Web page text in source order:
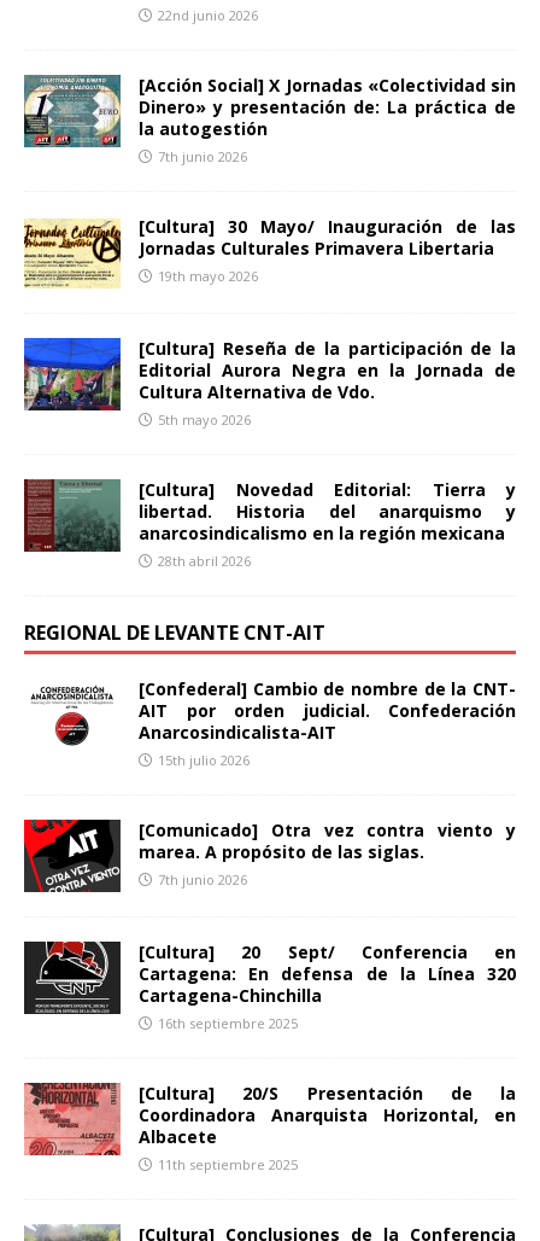
22nd junio 2026
[Acción Social] X Jornadas «Colectividad sin
Dinero» y presentación de: La práctica de
la autogestión
7th junio 2026
[Cultura] 30 Mayo/ Inauguración de las
Jornadas Culturales Primavera Libertaria
19th mayo 2026
[Cultura] Reseña de la participación de la
Editorial Aurora Negra en la Jornada de
Cultura Alternativa de Vdo.
5th mayo 2026
[Cultura] Novedad Editorial: Tierra y
libertad. Historia del anarquismo y
anarcosindicalismo en la región mexicana
28th abril 2026
REGIONAL DE LEVANTE CNT-AIT
[Confederal] Cambio de nombre de la CNT-
AIT por orden judicial. Confederación
Anarcosindicalista-AIT
15th julio 2026
[Comunicado] Otra vez contra viento y
marea. A propósito de las siglas.
7th junio 2026
[Cultura] 20 Sept/ Conferencia en
Cartagena: En defensa de la Línea 320
Cartagena-Chinchilla
16th septiembre 2025
[Cultura] 20/S Presentación de la
Coordinadora Anarquista Horizontal, en
Albacete
11th septiembre 2025
[Cultura] Conclusiones de la Conferencia